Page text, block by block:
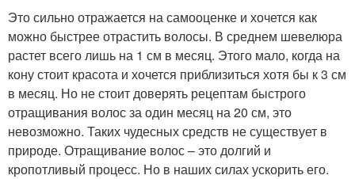
Это сильно отражается на самооценке и хочется как
можно быстрее отрастить волосы. В среднем шевелюра
растет всего лишь на 1 см в месяц. Этого мало, когда на
кону стоит красота и хочется приблизиться хотя бы к 3 см
в месяц. Но не стоит доверять рецептам быстрого
отращивания волос за один месяц на 20 см, это
невозможно. Таких чудесных средств не существует в
природе. Отращивание волос – это долгий и
кропотливый процесс. Но в наших силах ускорить его.